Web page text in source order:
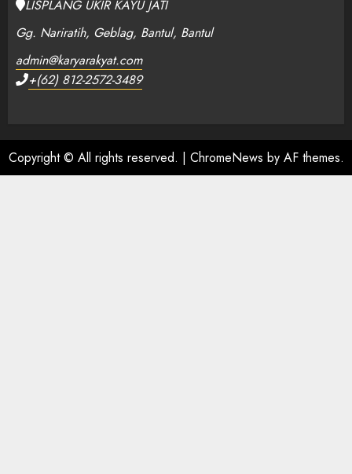
LISPLANG UKIR KAYU JATI
Gg. Nariratih, Geblag, Bantul, Bantul
admin@karyarakyat.com
+(62) 812-2572-3489
Copyright © All rights reserved. | ChromeNews by AF themes.